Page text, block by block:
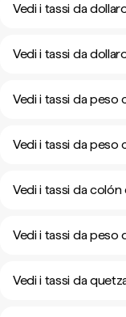
Vedi i tassi da
Vedi i tassi da
Vedi i tassi da peso
Vedi i tassi da peso
Vedi i tassi da
Vedi i tassi da peso
Vedi i tassi da